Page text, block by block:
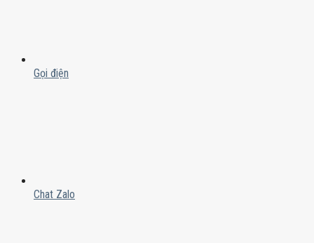
Gọi điện
Chat Zalo